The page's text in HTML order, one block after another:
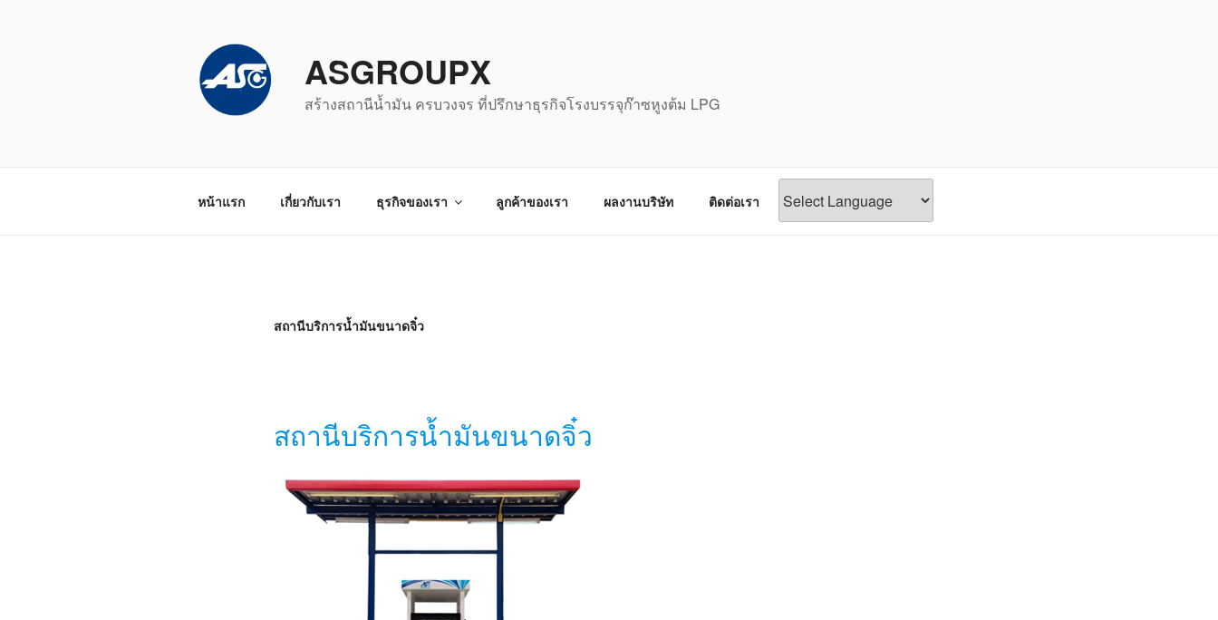
ASGROUPX
สร้างสถานีน้ำมัน ครบวงจร ที่ปรึกษาธุรกิจโรงบรรจุก๊าซหูงต้ม LPG
หน้าแรก เกี่ยวกับเรา ธุรกิจของเรา ลูกค้าของเรา ผลงานบริษัท ติดต่อเรา
สถานีบริการน้ำมันขนาดจิ๋ว
สถานีบริการน้ำมันขนาดจิ๋ว